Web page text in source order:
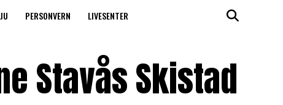
PERSONVERN LIVESENTER
Stavås Skistad